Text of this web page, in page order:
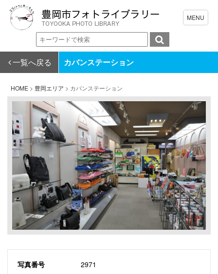
一覧へ戻る カバンステーション
HOME > 豊岡エリア > カバンステーション
写真番号
2971